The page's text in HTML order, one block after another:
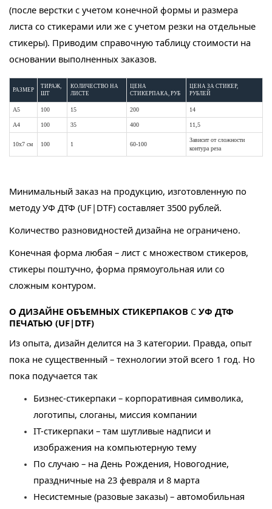
(после верстки с учетом конечной формы и размера
листа со стикерами или же с учетом резки на отдельные
стикеры). Приводим справочную таблицу стоимости на
основании выполненных заказов.
РАЗМЕР
ТИРАЖ,
ШТ
КОЛИЧЕСТВО НА
ЛИСТЕ
ЦЕНА
СТИКЕРПАКА, РУБ
ЦЕНА ЗА СТИКЕР,
РУБЛЕЙ
А5 100 15 200 14
А4 100 35 400 11,5
10х7 см 100 1 60-100
Зависит от сложности
контура реза
Минимальный заказ на продукцию, изготовленную по
методу УФ ДТФ (UF|DTF) составляет 3500 рублей.
Количество разновидностей дизайна не ограничено.
Конечная форма любая – лист с множеством стикеров,
стикеры поштучно, форма прямоугольная или со
сложным контуром.
О ДИЗАЙНЕ ОБЪЕМНЫХ СТИКЕРПАКОВ С УФ ДТФ
ПЕЧАТЬЮ (UF|DTF)
Из опыта, дизайн делится на 3 категории. Правда, опыт
пока не существенный – технологии этой всего 1 год. Но
пока подучается так
Бизнес-стикерпаки – корпоративная символика,
логотипы, слоганы, миссия компании
IT-стикерпаки – там шутливые надписи и
изображения на компьютерную тему
По случаю – на День Рождения, Новогодние,
праздничные на 23 февраля и 8 марта
Несистемные (разовые заказы) – автомобильная